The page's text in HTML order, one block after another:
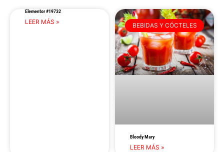
Elementor #19732
LEER MÁS » BEBIDAS Y CÓCTELES
Bloody Mary
LEER MÁS »